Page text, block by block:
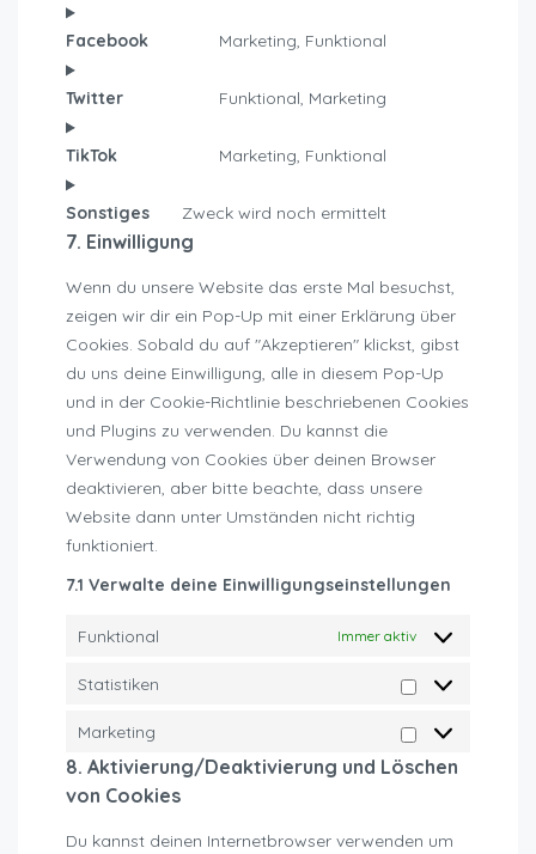
Facebook Marketing, Funktional
Twitter Funktional, Marketing
TikTok Marketing, Funktional
Sonstiges Zweck wird noch ermittelt
service
sonstiges
7. Einwilligung
Wenn du unsere Website das erste Mal besuchst,
zeigen wir dir ein Pop-Up mit einer Erklärung über
Cookies. Sobald du auf "Akzeptieren" klickst, gibst
du uns deine Einwilligung, alle in diesem Pop-Up
und in der Cookie-Richtlinie beschriebenen Cookies
und Plugins zu verwenden. Du kannst die
Verwendung von Cookies über deinen Browser
deaktivieren, aber bitte beachte, dass unsere
Website dann unter Umständen nicht richtig
funktioniert.
7.1 Verwalte deine Einwilligungseinstellungen
Funktional Immer aktiv
Statistiken
Statistiken
Marketing
Marketing
8. Aktivierung/Deaktivierung und Löschen
von Cookies
Du kannst deinen Internetbrowser verwenden um